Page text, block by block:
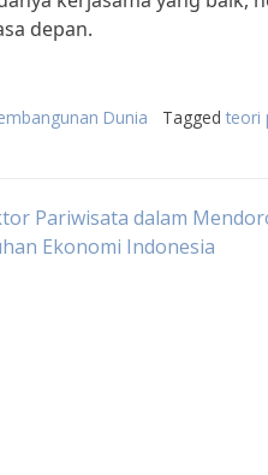
depan.
Dunia Tagged teori
Pariwisata dalam
Ekonomi Indonesia